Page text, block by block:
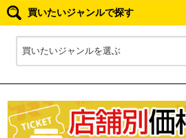
買いたいジャンルで探す